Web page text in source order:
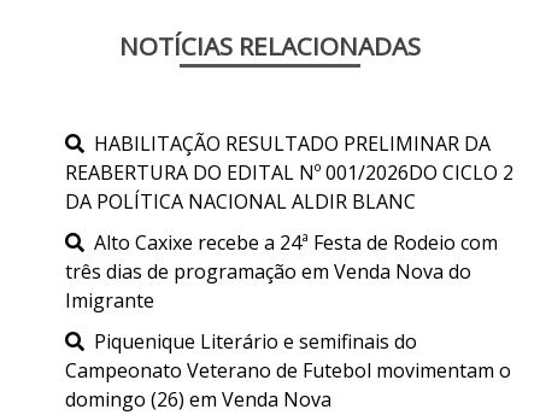
NOTÍCIAS RELACIONADAS
HABILITAÇÃO RESULTADO PRELIMINAR DA
REABERTURA DO EDITAL Nº 001/2026DO CICLO 2
DA POLÍTICA NACIONAL ALDIR BLANC
Alto Caxixe recebe a 24ª Festa de Rodeio com
três dias de programação em Venda Nova do
Imigrante
Piquenique Literário e semifinais do
Campeonato Veterano de Futebol movimentam o
domingo (26) em Venda Nova